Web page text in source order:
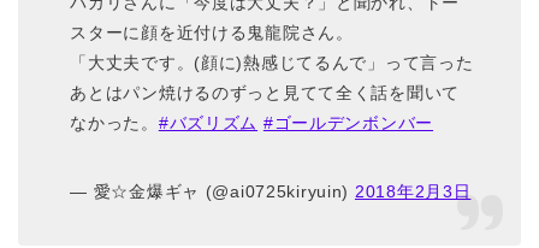
スターに顔を近付ける鬼龍院さん。
「大丈夫です。(顔に)熱感じてるんで」って言った
あとはパン焼けるのずっと見てて全く話を聞いて
なかった。 #バズリズム #ゴールデンボンバー
— 愛☆金爆ギャ (@ai0725kiryuin) 2018年2月3日